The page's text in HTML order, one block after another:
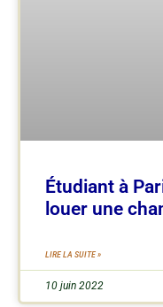
Étudiant à
louer une
LIRE LA SUITE »
10 juin 2022